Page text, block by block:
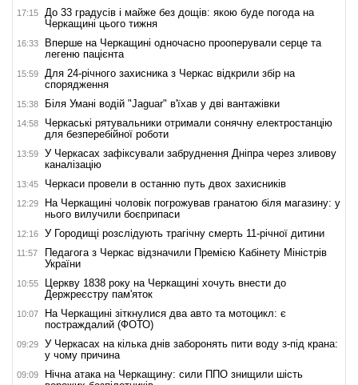
17:15
До 33 градусів і майже без дощів: якою буде погода на
Черкащині цього тижня
16:33
Вперше на Черкащині одночасно прооперували серце та
легеню пацієнта
15:59
Для 24-річного захисника з Черкас відкрили збір на
спорядження
15:38 Біля Умані водій "Jaguar" в'їхав у дві вантажівки
14:58
Черкаські рятувальники отримали сонячну електростанцію
для безперебійної роботи
13:59
У Черкасах зафіксували забруднення Дніпра через зливову
каналізацію
13:45 Черкаси провели в останню путь двох захисників
12:29
На Черкащині чоловік погрожував гранатою біля магазину: у
нього вилучили боєприпаси
12:16 У Городищі розслідують трагічну смерть 11-річної дитини
11:57
Педагога з Черкас відзначили Премією Кабінету Міністрів
України
10:55
Церкву 1838 року на Черкащині хочуть внести до
Держреєстру пам'яток
10:07
На Черкащині зіткнулися два авто та мотоцикл: є
постраждалий (ФОТО)
09:29
У Черкасах на кілька днів заборонять пити воду з-під крана:
у чому причина
09:09
Нічна атака на Черкащину: сили ППО знищили шість